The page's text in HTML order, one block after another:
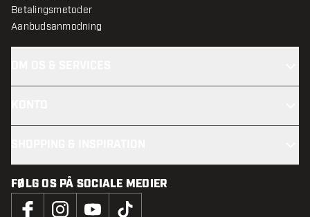
Betalingsmetoder
Aanbudsanmodning
FØLG OS PÅ SOCIALE MEDIER